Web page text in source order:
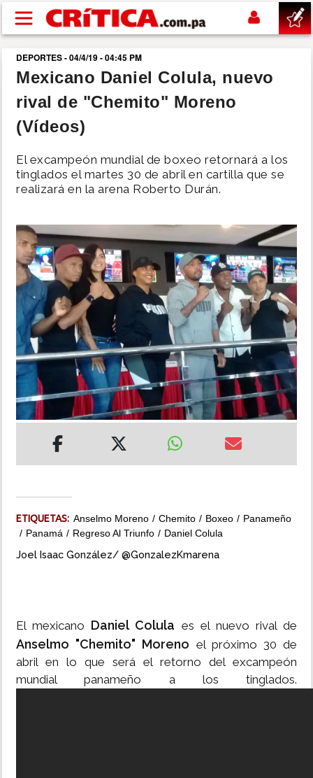
Pasar al contenido principal
buscar
SUCESOS
POLÍTICA
DEPORTES
MUNDO
INSÓLITAS
MULTIMEDIA
IMPRESO
DEPORTES - 04/4/19 - 04:45 PM
Mexicano Daniel Colula, nuevo
rival de "Chemito" Moreno
(Vídeos)
El excampeón mundial de boxeo retornará a los
tinglados el martes 30 de abril en cartilla que se
realizará en la arena Roberto Durán.
ETIQUETAS: Anselmo Moreno Chemito Boxeo
Panameño
Panamá
Regreso Al Triunfo Daniel Colula
Joel Isaac González/ @GonzalezKmarena
El mexicano Daniel Colula es el nuevo rival de
Anselmo "Chemito" Moreno el próximo 30 de
abril en lo que será el retorno del excampeón
mundial panameño a los tinglados.